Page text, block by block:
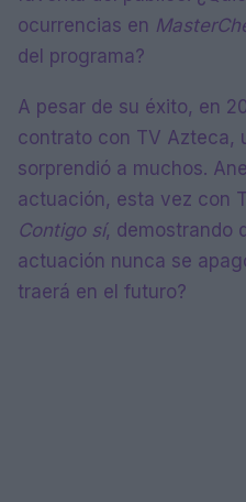
ocurrencias en
del programa?
A pesar de su éxito, en
contrato con TV Azteca,
sorprendió a muchos.
actuación, esta vez con
Contigo sí, demostrando
actuación nunca se
traerá en el futuro?